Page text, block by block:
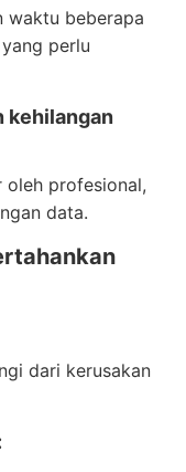
waktu beberapa
perlu
kehilangan
oleh profesional,
data.
dari kerusakan